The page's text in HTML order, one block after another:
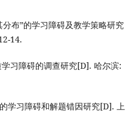
布”的学习障碍及教学策略研究
14.
习障碍的调查研究[D]. 哈尔滨:
学习障碍和解题错因研究[D]. 上